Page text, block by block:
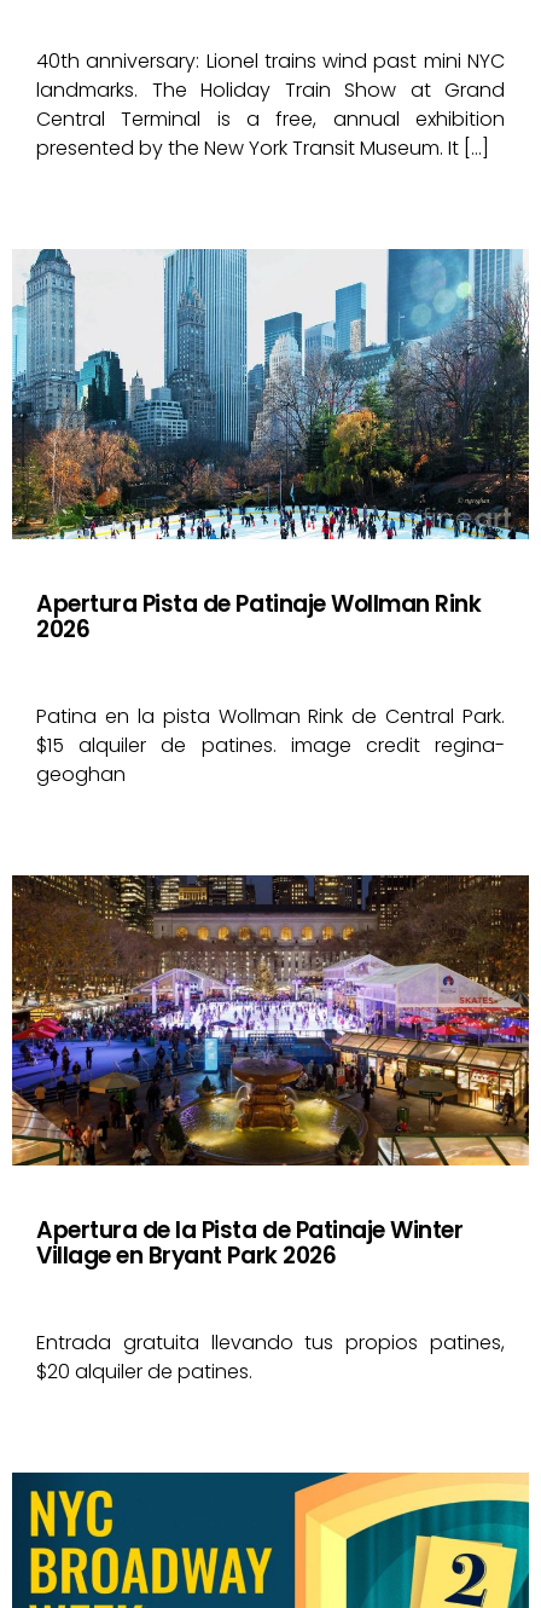
40th anniversary: Lionel trains wind past mini NYC
landmarks. The Holiday Train Show at Grand
Central Terminal is a free, annual exhibition
presented by the New York Transit Museum. It […]
Apertura Pista de Patinaje Wollman Rink
2026
Patina en la pista Wollman Rink de Central Park.
$15 alquiler de patines. image credit regina-
geoghan
Apertura de la Pista de Patinaje Winter
Village en Bryant Park 2026
Entrada gratuita llevando tus propios patines,
$20 alquiler de patines.